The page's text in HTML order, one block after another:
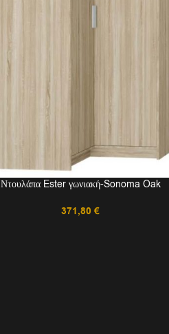
Ντουλάπα Ester γωνιακή-Sonoma Oak
371,80€